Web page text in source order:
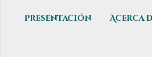
Presentación Acerca